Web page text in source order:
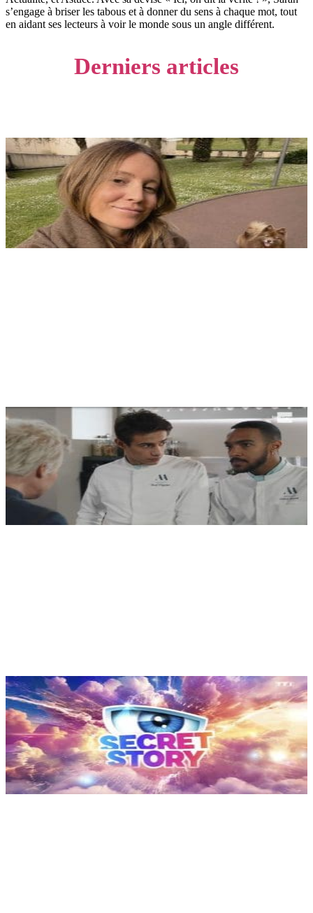
s’engage à briser les tabous et à donner du sens à chaque mot, tout
en aidant ses lecteurs à voir le monde sous un angle différent.
Derniers articles